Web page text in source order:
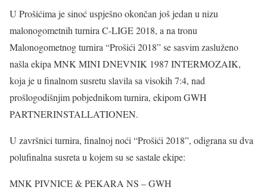
U Prošićima je sinoć uspješno okončan još jedan u nizu
malonogometnih turnira C-LIGE 2018, a na tronu
Malonogometnog turnira “Prošići 2018” se sasvim zasluženo
našla ekipa MNK MINI DNEVNIK 1987 INTERMOZAIK,
koja je u finalnom susretu slavila sa visokih 7:4, nad
prošlogodišnjim pobjednikom turnira, ekipom GWH
PARTNERINSTALLATIONEN.
U završnici turnira, finalnoj noći “Prošići 2018”, odigrana su dva
polufinalna susreta u kojem su se sastale ekipe:
MNK PIVNICE & PEKARA NS – GWH